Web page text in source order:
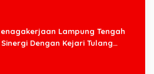
Lampung Tengah
Dengan Kejari Tulang